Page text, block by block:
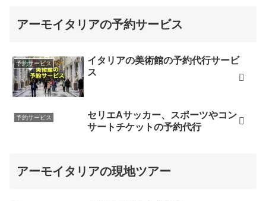
アーモイタリアの予約サービス
予約サービス
イタリアの美術館の予約代行サービ
ス
予約サービス
セリエAサッカー、スポーツやコン
サートチケットの予約代行
アーモイタリアの現地ツアー